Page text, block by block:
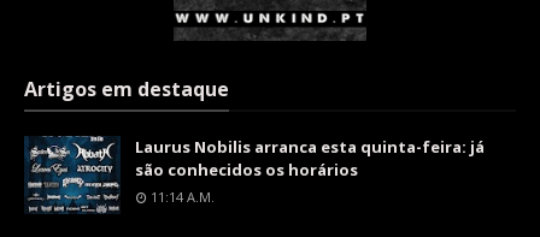
Artigos em destaque
Laurus Nobilis arranca esta quinta-feira: já
são conhecidos os horários
11:14 A.m.